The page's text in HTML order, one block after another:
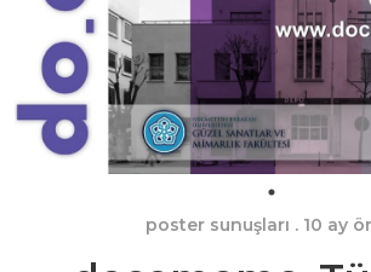
poster sunuşları . 10 ay